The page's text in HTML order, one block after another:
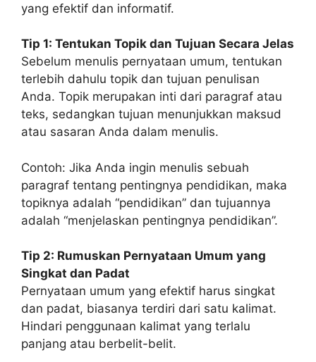
yang efektif dan informatif.
Tip 1: Tentukan Topik dan Tujuan Secara Jelas
Sebelum menulis pernyataan umum, tentukan
terlebih dahulu topik dan tujuan penulisan
Anda. Topik merupakan inti dari paragraf atau
teks, sedangkan tujuan menunjukkan maksud
atau sasaran Anda dalam menulis.
Contoh: Jika Anda ingin menulis sebuah
paragraf tentang pentingnya pendidikan, maka
topiknya adalah “pendidikan” dan tujuannya
adalah “menjelaskan pentingnya pendidikan”.
Tip 2: Rumuskan Pernyataan Umum yang
Singkat dan Padat
Pernyataan umum yang efektif harus singkat
dan padat, biasanya terdiri dari satu kalimat.
Hindari penggunaan kalimat yang terlalu
panjang atau berbelit-belit.